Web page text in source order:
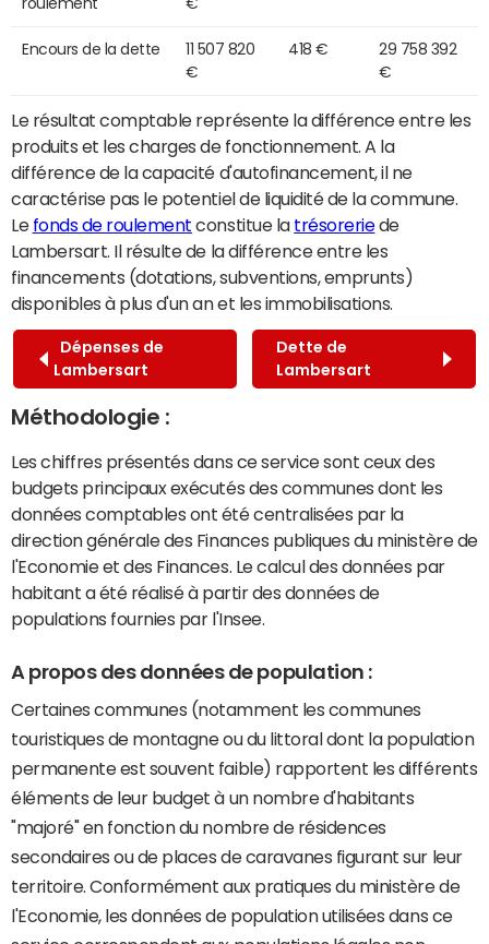
Encours de la dette
11 507 820
€
418 €
29 758 392
€
Le résultat comptable représente la différence entre les
produits et les charges de fonctionnement. A la
différence de la capacité d'autofinancement, il ne
caractérise pas le potentiel de liquidité de la commune.
Le fonds de roulement constitue la trésoreriede
Lambersart. Il résulte de la différence entre les
financements (dotations, subventions, emprunts)
disponibles à plus d'un an et les immobilisations.
Dépenses de
Lambersart
Dette de
Lambersart
Méthodologie :
Les chiffres présentés dans ce service sont ceux des
budgets principaux exécutés des communes dont les
données comptables ont été centralisées par la
direction générale des Finances publiques du ministère de
l'Economie et des Finances. Le calcul des données par
habitant a été réalisé à partir des données de
populations fournies par l'Insee.
A propos des données de population :
Certaines communes (notamment les communes
touristiques de montagne ou du littoral dont la population
permanente est souvent faible) rapportent les différents
éléments de leur budget à un nombre d'habitants
"majoré" en fonction du nombre de résidences
secondaires ou de places de caravanes figurant sur leur
territoire. Conformément aux pratiques du ministère de
l'Economie, les données de population utilisées dans ce